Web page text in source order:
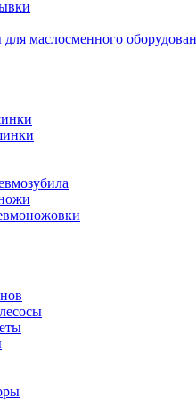
маслосменного